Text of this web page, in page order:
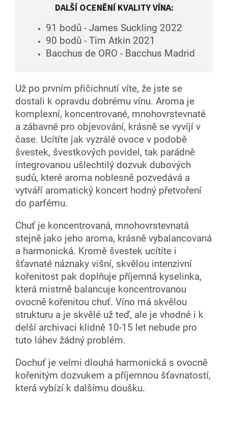
DALŠÍ OCENĚNÍ KVALITY VÍNA:
91 bodů - James Suckling 2022
90 bodů - Tim Atkin 2021
Bacchus de ORO - Bacchus Madrid
Už po prvním přičichnutí víte, že jste se
dostali k opravdu dobrému vínu. Aroma je
komplexní, koncentrované, mnohovrstevnaté
a zábavné pro objevování, krásně se vyvíjí v
čase. Ucítíte jak vyzrálé ovoce v podobě
švestek, švestkových povidel, tak parádně
integrovanou ušlechtilý dozvuk dubových
sudů, které aroma noblesně pozvedává a
vytváří aromatický koncert hodný přetvoření
do parfému.
Chuť je koncentrovaná, mnohovrstevnatá
stejně jako jeho aroma, krásně vybalancovaná
a harmonická. Kromě švestek ucítíte i
šťavnaté náznaky višní, skvělou intenzivní
kořenitost pak doplňuje příjemná kyselinka,
která mistrně balancuje koncentrovanou
ovocně kořenitou chuť. Víno má skvělou
strukturu a je skvělé už teď, ale je vhodné i k
delší archivaci klidně 10-15 let nebude pro
tuto láhev žádný problém.
Dochuť je velmi dlouhá harmonická s ovocně
kořenitým dozvukem a příjemnou šťavnatostí,
která vybízí k dalšímu doušku.